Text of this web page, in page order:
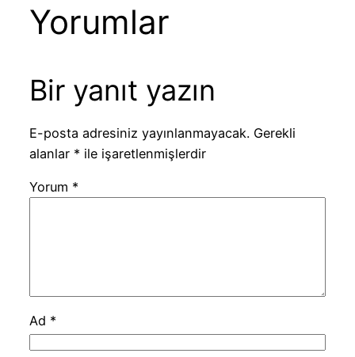
Yorumlar
Bir yanıt yazın
E-posta adresiniz yayınlanmayacak. Gerekli
alanlar * ile işaretlenmişlerdir
Yorum *
Ad *